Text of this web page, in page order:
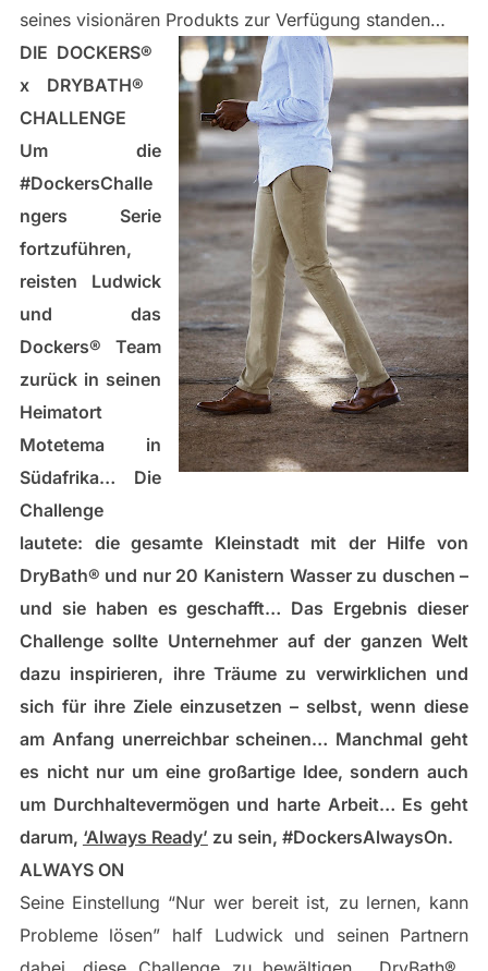
seines visionären Produkts zur Verfügung standen…
DIE DOCKERS®​ ​
x DRYBATH®​ ​
CHALLENGE
Um die
#DockersChalle
ngers Serie
fortzuführen,
reisten Ludwick
und das
Dockers®​ Team
zurück in seinen
Heimatort
Motetema in
Südafrika… Die
Challenge
lautete: die gesamte Kleinstadt mit der Hilfe von
DryBath®​ und nur 20 Kanistern Wasser zu duschen –
und sie haben es geschafft… Das Ergebnis dieser
Challenge sollte Unternehmer auf der ganzen Welt
dazu inspirieren, ihre Träume zu verwirklichen und
sich für ihre Ziele einzusetzen – selbst, wenn diese
am Anfang unerreichbar scheinen… Manchmal geht
es nicht nur um eine großartige Idee, sondern auch
um Durchhaltevermögen und harte Arbeit… Es geht
darum, ‘Always Ready’ zu sein, #DockersAlwaysOn.
ALWAYS ON
Seine Einstellung “​Nur wer bereit ist, zu lernen, kann
Probleme lösen​” half Ludwick und seinen Partnern